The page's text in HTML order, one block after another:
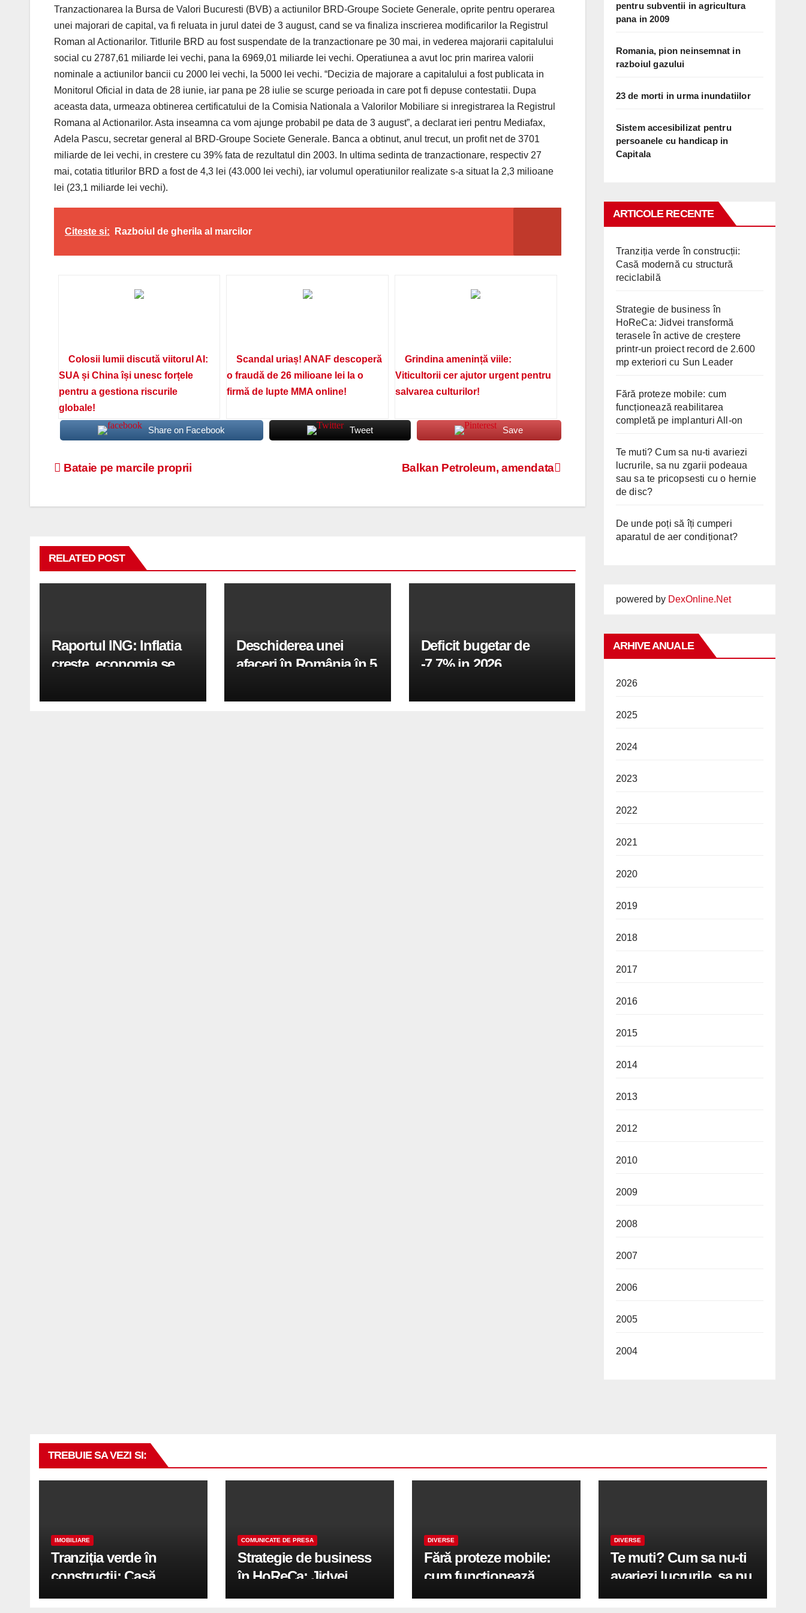
Tranzactionarea la Bursa de Valori Bucuresti (BVB) a actiunilor BRD-Groupe Societe Generale, oprite pentru operarea
unei majorari de capital, va fi reluata in jurul datei de 3 august, cand se va finaliza inscrierea modificarilor la Registrul
Roman al Actionarilor. Titlurile BRD au fost suspendate de la tranzactionare pe 30 mai, in vederea majorarii capitalului
social cu 2787,61 miliarde lei vechi, pana la 6969,01 miliarde lei vechi. Operatiunea a avut loc prin marirea valorii
nominale a actiunilor bancii cu 2000 lei vechi, la 5000 lei vechi. “Decizia de majorare a capitalului a fost publicata in
Monitorul Oficial in data de 28 iunie, iar pana pe 28 iulie se scurge perioada in care pot fi depuse contestatii. Dupa
aceasta data, urmeaza obtinerea certificatului de la Comisia Nationala a Valorilor Mobiliare si inregistrarea la Registrul
Romana al Actionarilor. Asta inseamna ca vom ajunge probabil pe data de 3 august”, a declarat ieri pentru Mediafax,
Adela Pascu, secretar general al BRD-Groupe Societe Generale. Banca a obtinut, anul trecut, un profit net de 3701
miliarde de lei vechi, in crestere cu 39% fata de rezultatul din 2003. In ultima sedinta de tranzactionare, respectiv 27
mai, cotatia titlurilor BRD a fost de 4,3 lei (43.000 lei vechi), iar volumul operatiunilor realizate s-a situat la 2,3 milioane
lei (23,1 miliarde lei vechi).
Citeste si: Razboiul de gherila al marcilor
Colosii lumii discută viitorul AI:
SUA și China își unesc forțele
pentru a gestiona riscurile
globale!
Scandal uriaș! ANAF descoperă
o fraudă de 26 milioane lei la o
firmă de lupte MMA online!
Grindina amenință viile:
Viticultorii cer ajutor urgent pentru
salvarea culturilor!
Share on Facebook Tweet Save
Navigare
Balkan Petroleum, amendata
Bataie pe marcile proprii
RELATED POST
Raportul ING: Inflatia
creste, economia se
in a doua jumatate a
Deschiderea unei
afaceri în România în 5
Deficit bugetar de
-7,7% in 2026,
fiind de 6%
pentru subventii in agricultura
pana in 2009
Romania, pion neinsemnat in
razboiul gazului
23 de morti in urma inundatiilor
Sistem accesibilizat pentru
persoanele cu handicap in
Capitala
ARTICOLE RECENTE
Tranziția verde în construcții:
Casă modernă cu structură
reciclabilă
Strategie de business în
HoReCa: Jidvei transformă
terasele în active de creștere
printr-un proiect record de 2.600
mp exteriori cu Sun Leader
Fără proteze mobile: cum
funcționează reabilitarea
completă pe implanturi All-on
Te muti? Cum sa nu-ti avariezi
lucrurile, sa nu zgarii podeaua
sau sa te pricopsesti cu o hernie
de disc?
De unde poți să îți cumperi
aparatul de aer condiționat?
powered by DexOnline.Net
ARHIVE ANUALE
2026
2025
2024
2023
2022
2021
2020
2019
2018
2017
2016
2015
2014
2013
2012
2010
2009
2008
2007
2006
2005
2004
TREBUIE SA VEZI SI:
IMOBILIARE
Tranziția verde în
construcții: Casă
modernă cu structură
COMUNICATE DE PRESA
Strategie de business
în HoReCa: Jidvei
transformă terasele în
DIVERSE
Fără proteze mobile:
cum funcționează
reabilitarea completă
DIVERSE
Te muti? Cum sa nu-ti
avariezi lucrurile, sa nu
zgarii podeaua sau sa